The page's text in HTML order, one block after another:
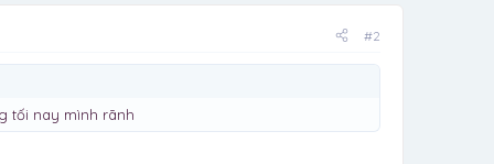
#2
tối nay mình rãnh